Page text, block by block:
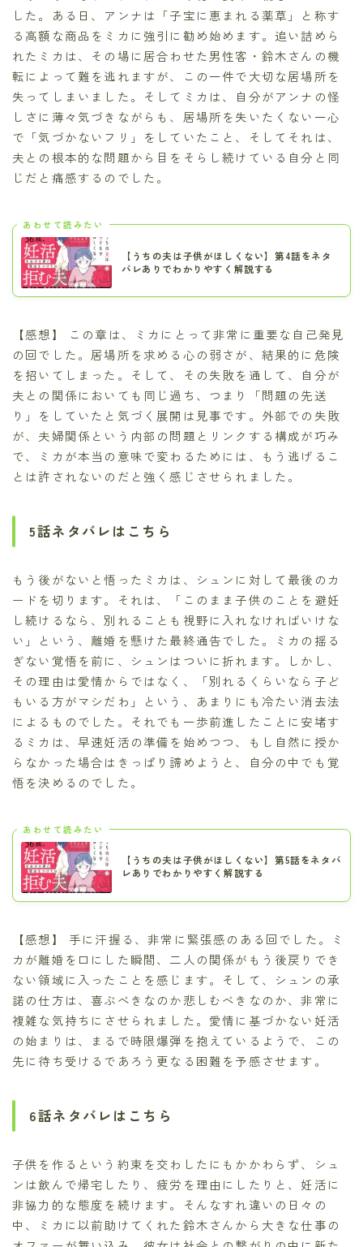
した。ある日、アンナは「子宝に恵まれる薬草」と称す
る高額な商品をミカに強引に勧め始めます。追い詰めら
れたミカは、その場に居合わせた男性客・鈴木さんの機
転によって難を逃れますが、この一件で大切な居場所を
失ってしまいました。そしてミカは、自分がアンナの怪
しさに薄々気づきながらも、居場所を失いたくない一心
で「気づかないフリ」をしていたこと、そしてそれは、
夫との根本的な問題から目をそらし続けている自分と同
じだと痛感するのでした。
あわせて読みたい
【うちの夫は子供がほしくない】第4話をネタ
バレありでわかりやすく解説する
【感想】 この章は、ミカにとって非常に重要な自己発見
の回でした。居場所を求める心の弱さが、結果的に危険
を招いてしまった。そして、その失敗を通して、自分が
夫との関係においても同じ過ち、つまり「問題の先送
り」をしていたと気づく展開は見事です。外部での失敗
が、夫婦関係という内部の問題とリンクする構成が巧み
で、ミカが本当の意味で変わるためには、もう逃げるこ
とは許されないのだと強く感じさせられました。
5話ネタバレはこちら
もう後がないと悟ったミカは、シュンに対して最後のカ
ードを切ります。それは、「このまま子供のことを避妊
し続けるなら、別れることも視野に入れなければいけな
い」という、離婚を懸けた最終通告でした。ミカの揺る
ぎない覚悟を前に、シュンはついに折れます。しかし、
その理由は愛情からではなく、「別れるくらいなら子ど
もいる方がマシだわ」という、あまりにも冷たい消去法
によるものでした。それでも一歩前進したことに安堵す
るミカは、早速妊活の準備を始めつつ、もし自然に授か
らなかった場合はきっぱり諦めようと、自分の中でも覚
悟を決めるのでした。
あわせて読みたい
【うちの夫は子供がほしくない】第5話をネタバ
レありでわかりやすく解説する
【感想】 手に汗握る、非常に緊張感のある回でした。ミ
カが離婚を口にした瞬間、二人の関係がもう後戻りでき
ない領域に入ったことを感じます。そして、シュンの承
諾の仕方は、喜ぶべきなのか悲しむべきなのか、非常に
複雑な気持ちにさせられました。愛情に基づかない妊活
の始まりは、まるで時限爆弾を抱えているようで、この
先に待ち受けるであろう更なる困難を予感させます。
6話ネタバレはこちら
子供を作るという約束を交わしたにもかかわらず、シュ
ンは飲んで帰宅したり、疲労を理由にしたりと、妊活に
非協力的な態度を続けます。そんなすれ違いの日々の
中、ミカに以前助けてくれた鈴木さんから大きな仕事の